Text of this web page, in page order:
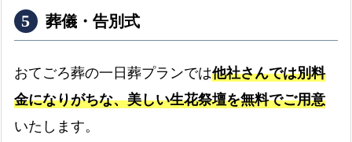
生花祭壇
葬儀・告別式
おてごろ葬の一日葬プランでは他社さんでは別料
金になりがちな、美しい生花祭壇を無料でご用意
いたします。